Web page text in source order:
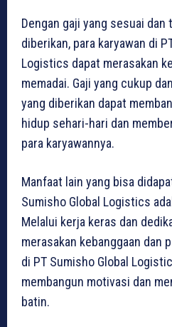
Dengan gaji yang sesuai dan
diberikan, para karyawan di
Logistics dapat merasakan
memadai. Gaji yang cukup
yang diberikan dapat
hidup sehari-hari dan
para karyawannya.
Manfaat lain yang bisa
Sumisho Global Logistics
Melalui kerja keras dan
merasakan kebanggaan dan
di PT Sumisho Global
membangun motivasi dan
batin.